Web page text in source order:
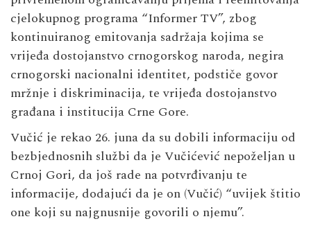
cjelokupnog programa “Informer TV”, zbog
kontinuiranog emitovanja sadržaja kojima se
vrijeđa dostojanstvo crnogorskog naroda, negira
crnogorski nacionalni identitet, podstiče govor
mržnje i diskriminacija, te vrijeđa dostojanstvo
građana i institucija Crne Gore.
Vučić je rekao 26. juna da su dobili informaciju od
bezbjednosnih službi da je Vučićević nepoželjan u
Crnoj Gori, da još rade na potvrđivanju te
informacije, dodajući da je on (Vučić) “uvijek štitio
one koji su najgnusnije govorili o njemu”.